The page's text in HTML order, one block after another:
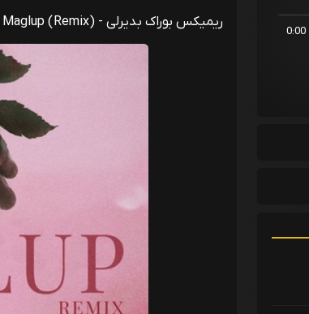
0:00
ریمیکس بوراک بدیرلی - Maglup (Remix)